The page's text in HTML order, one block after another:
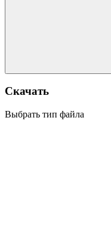
Скачать
Выбрать тип файла